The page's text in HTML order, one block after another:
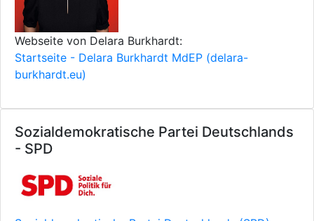
Webseite von Delara Burkhardt:
Startseite - Delara Burkhardt MdEP (delara-
burkhardt.eu)
Sozialdemokratische Partei Deutschlands
- SPD